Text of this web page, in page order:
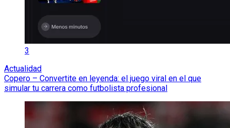
3
Actualidad
Copero – Convertite en leyenda: el juego viral en el que
simular tu carrera como futbolista profesional